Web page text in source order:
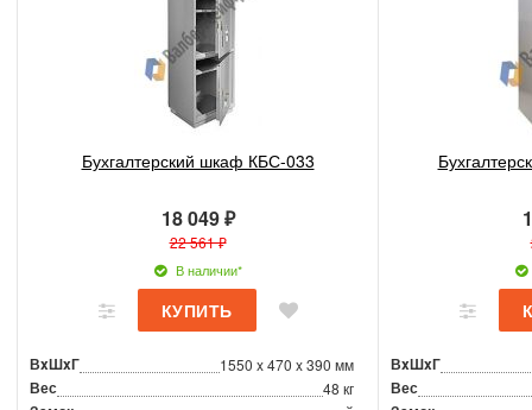
Бухгалтерский шкаф КБС-033
18 049 ₽
22 561 ₽
В наличии*
ВxШxГ 1550 x 470 x 390 мм
Вес 48 кг
ВxШxГ
Вес